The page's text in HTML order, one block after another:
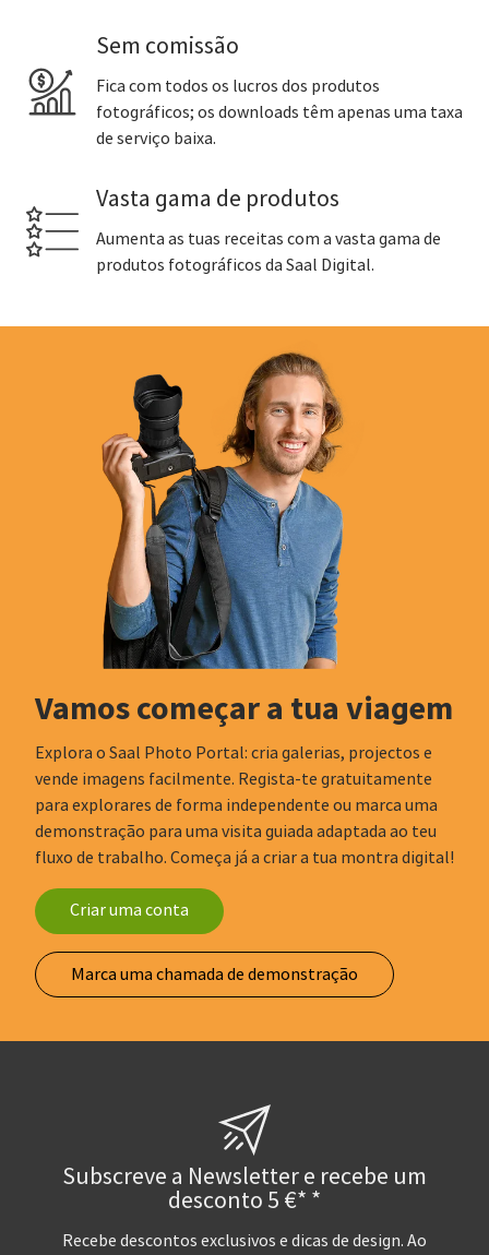
Sem comissão
Fica com todos os lucros dos produtos
fotográficos; os downloads têm apenas uma taxa
de serviço baixa.
Vasta gama de produtos
Aumenta as tuas receitas com a vasta gama de
produtos fotográficos da Saal Digital.
Vamos começar a tua viagem
Explora o Saal Photo Portal: cria galerias, projectos e
vende imagens facilmente. Regista-te gratuitamente
para explorares de forma independente ou marca uma
demonstração para uma visita guiada adaptada ao teu
fluxo de trabalho. Começa já a criar a tua montra digital!
Criar uma conta
Marca uma chamada de demonstração
Subscreve a Newsletter e recebe um
desconto 5 €* *
Recebe descontos exclusivos e dicas de design. Ao